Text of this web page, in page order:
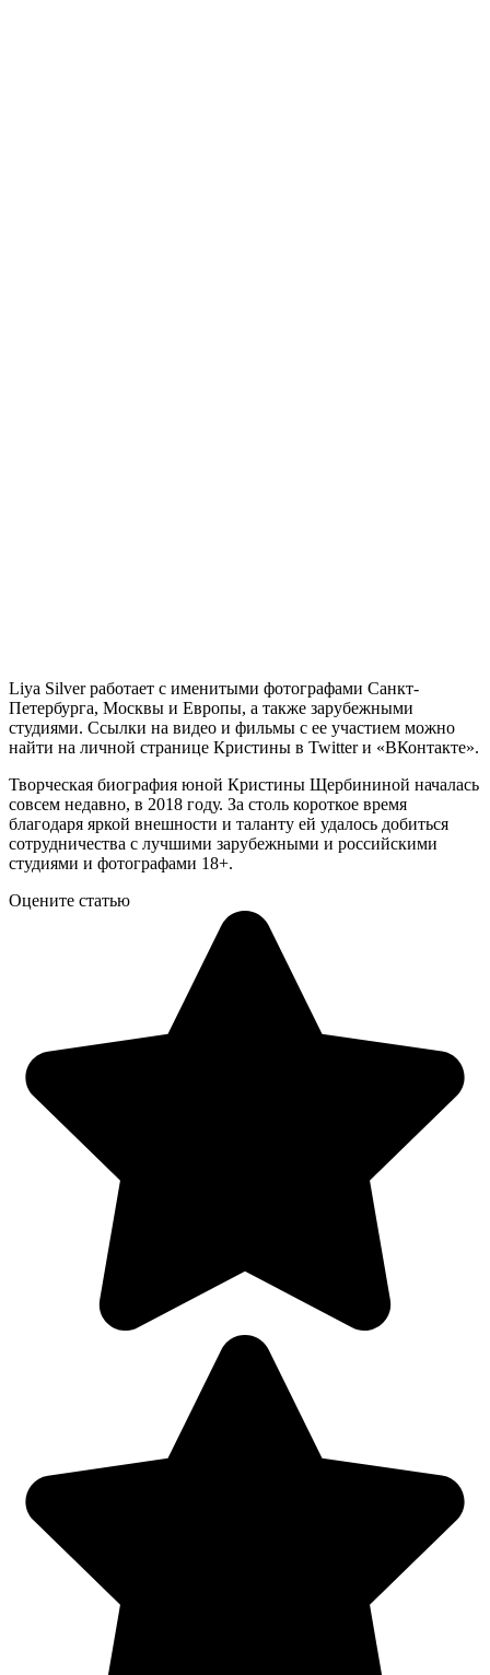
Liya Silver работает с именитыми фотографами Санкт-
Петербурга, Москвы и Европы, а также зарубежными
студиями. Ссылки на видео и фильмы с ее участием можно
найти на личной странице Кристины в Twitter и «ВКонтакте».
Творческая биография юной Кристины Щербининой началась
совсем недавно, в 2018 году. За столь короткое время
благодаря яркой внешности и таланту ей удалось добиться
сотрудничества с лучшими зарубежными и российскими
студиями и фотографами 18+.
Оцените статью